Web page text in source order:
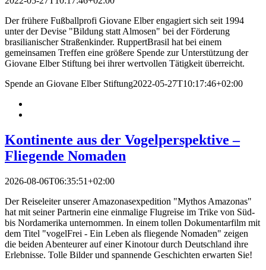
Der frühere Fußballprofi Giovane Elber engagiert sich seit 1994
unter der Devise "Bildung statt Almosen" bei der Förderung
brasilianischer Straßenkinder. RuppertBrasil hat bei einem
gemeinsamen Treffen eine größere Spende zur Unterstützung der
Giovane Elber Stiftung bei ihrer wertvollen Tätigkeit überreicht.
Spende an Giovane Elber Stiftung2022-05-27T10:17:46+02:00
Kontinente aus der Vogelperspektive –
Fliegende Nomaden
2026-08-06T06:35:51+02:00
Der Reiseleiter unserer Amazonasexpedition "Mythos Amazonas"
hat mit seiner Partnerin eine einmalige Flugreise im Trike von Süd-
bis Nordamerika unternommen. In einem tollen Dokumentarfilm mit
dem Titel "vogelFrei - Ein Leben als fliegende Nomaden" zeigen
die beiden Abenteurer auf einer Kinotour durch Deutschland ihre
Erlebnisse. Tolle Bilder und spannende Geschichten erwarten Sie!